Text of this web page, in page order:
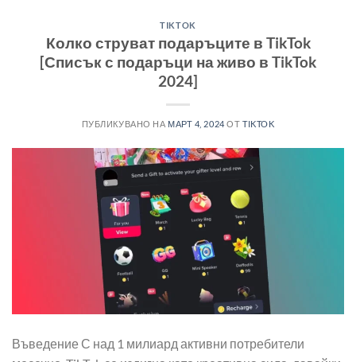
TIKTOK
Колко струват подаръците в TikTok
[Списък с подаръци на живо в TikTok
2024]
ПУБЛИКУВАНО НА МАРТ 4, 2024ОТ TIKTOK
Въведение С над 1 милиард активни потребители